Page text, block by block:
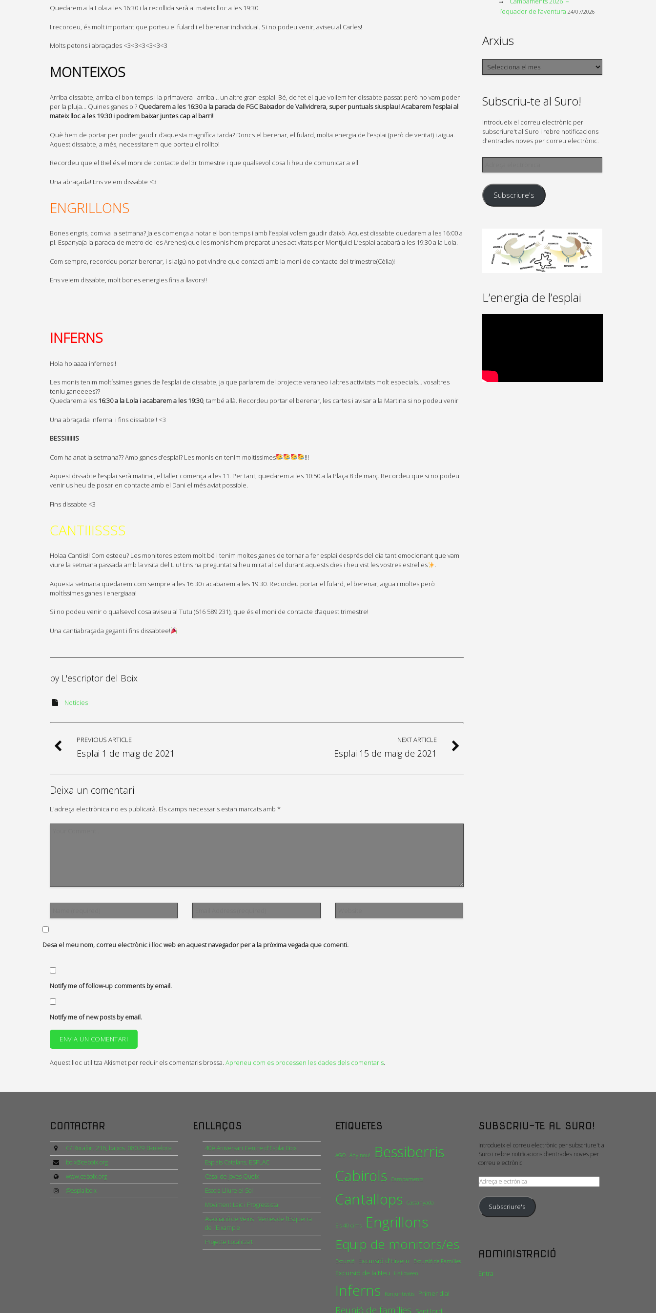
Quedarem a la Lola a les 16:30 i la recollida serà al mateix lloc a les 19:30.
I recordeu, és molt important que porteu el fulard i el berenar individual. Si no podeu venir, aviseu al Carles!
Molts petons i abraçades <3<3<3<3<3<3
MONTEIXOS
Arriba dissabte, arriba el bon temps i la primavera i arriba… un altre gran esplai! Bé, de fet el que voliem fer dissabte passat però no vam poder
per la pluja… Quines ganes oi? Quedarem a les 16:30 a la parada de FGC Baixador de Vallvidrera, super puntuals siusplau! Acabarem l’esplai al
mateix lloc a les 19:30 i podrem baixar juntes cap al barri!
Què hem de portar per poder gaudir d’aquesta magnífica tarda? Doncs el berenar, el fulard, molta energia de l’esplai (però de veritat) i aigua.
Aquest dissabte, a més, necessitarem que porteu el rollito!
Recordeu que el Biel és el moni de contacte del 3r trimestre i que qualsevol cosa li heu de comunicar a ell!
Una abraçada! Ens veiem dissabte <3
ENGRILLONS
Bones engris, com va la setmana? Ja es comença a notar el bon temps i amb l’esplai volem gaudir d’això. Aquest dissabte quedarem a les 16:00 a
pl. Espanya(a la parada de metro de les Arenes) que les monis hem preparat unes activitats per Montjuic! L’esplai acabarà a les 19:30 a la Lola.
Com sempre, recordeu portar berenar, i si algú no pot vindre que contacti amb la moni de contacte del trimestre(Cèlia)!
Ens veiem dissabte, molt bones energies fins a llavors!!
INFERNS
Hola holaaaa infernes!!
Les monis tenim moltíssimes ganes de l’esplai de dissabte, ja que parlarem del projecte veraneo i altres activitats molt especials… vosaltres
teniu ganeeees??
Quedarem a les 16:30 a la Lola i acabarem a les 19:30, també allà. Recordeu portar el berenar, les cartes i avisar a la Martina si no podeu venir
Una abraçada infernal i fins dissabte!! <3
BESSIIIIIIIS
Com ha anat la setmana?? Amb ganes d’esplai? Les monis en tenim moltíssimes !!!
Aquest dissabte l’esplai serà matinal, el taller comença a les 11. Per tant, quedarem a les 10:50 a la Plaça 8 de març. Recordeu que si no podeu
venir us heu de posar en contacte amb el Dani el més aviat possible.
Fins dissabte <3
CANTIIISSSS
Holaa Cantiis!! Com esteeu? Les monitores estem molt bé i tenim moltes ganes de tornar a fer esplai després del dia tant emocionant que vam
viure la setmana passada amb la visita del Liu! Ens ha preguntat si heu mirat al cel durant aquests dies i heu vist les vostres estrelles
.
Aquesta setmana quedarem com sempre a les 16:30 i acabarem a les 19:30. Recordeu portar el fulard, el berenar, aigua i moltes però
moltíssimes ganes i energiaaa!
Si no podeu venir o qualsevol cosa aviseu al Tutu (616 589 231), que és el moni de contacte d’aquest trimestre!
Una cantiabraçada gegant i fins dissabtee!
by L'escriptor del Boix
Notícies
PREVIOUS ARTICLE
Esplai 1 de maig de 2021
NEXT ARTICLE
Esplai 15 de maig de 2021
Deixa un comentari
L'adreça electrònica no es publicarà. Els camps necessaris estan marcats amb *
Desa el meu nom, correu electrònic i lloc web en aquest navegador per a la pròxima vegada que comenti.
Notify me of follow-up comments by email.
Notify me of new posts by email.
Aquest lloc utilitza Akismet per reduir els comentaris brossa. Apreneu com es processen les dades dels comentaris.
l’equador de l’aventura 24/07/2026
Arxius
Arxius
Subscriu-te al Suro!
Introdueix el correu electrònic per
subscriure't al Suro i rebre notificacions
d'entrades noves per correu electrònic.
Adreça
Subscriure's
L’energia de l’esplai
CONTACTAR
C/ Rocafort 236, baixos. 08029 Barcelona
boix@ceboix.org
www.ceboix.org
@esplaiboix
ENLLAÇOS
40è Aniversari Centre d'Esplai Boix
Esplais Catalans, ESPLAC
Casal de Joves Queix
Escola Lliure el Sol
Moviment Laic i Progressista
Associació de Veïns i Veïnes de l’Esquerra
de l’Eixample
Projecte Localitza’t
ETIQUETES
AGO Any nou! Bessiberris
Cabirols Campaments
Cantallops Castanyada
Els 40 cims Engrillons
Equip de monitors/es
Excursió Excursió d'Hivern Excursió de Famílies
Excursió de la Neu Halloween
Inferns Konjuntivitis Primer dia!
Reunió de famílies Sant Jordi
SUBSCRIU-TE AL SURO!
Introdueix el correu electrònic per subscriure't al
Suro i rebre notificacions d'entrades noves per
correu electrònic.
Adreça
electrònica
Subscriure's
ADMINISTRACIÓ
Entra